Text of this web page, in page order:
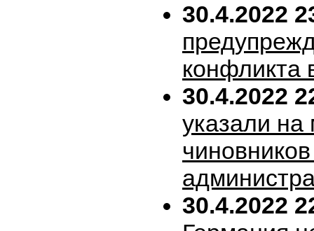
30.4.2022
конфликта
30.4.2022
указали на
30.4.2022